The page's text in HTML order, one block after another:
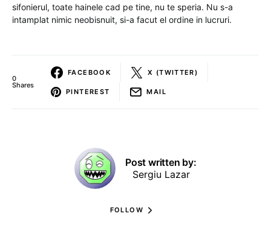
sifonierul, toate hainele cad pe tine, nu te speria. Nu s-a
intamplat nimic neobisnuit, si-a facut el ordine in lucruri.
0
Shares
FACEBOOK X (TWITTER)
PINTEREST MAIL
Post written by:
Sergiu Lazar
FOLLOW